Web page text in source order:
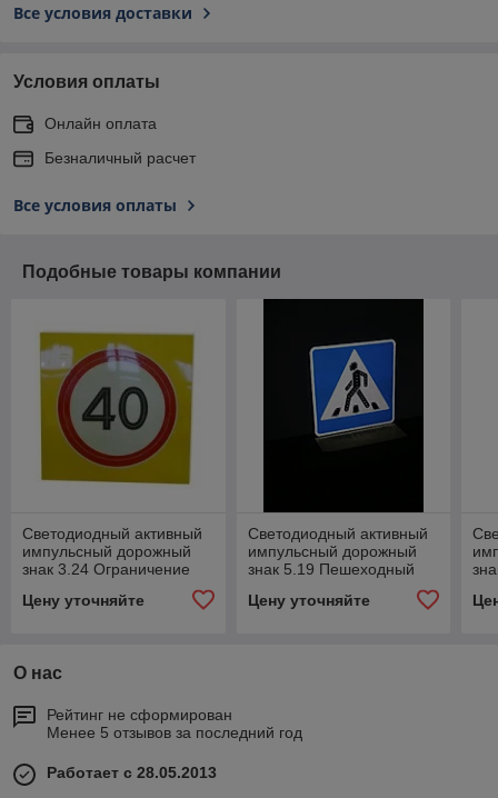
Все условия доставки
Условия оплаты
Онлайн оплата
Безналичный расчет
Все условия оплаты
Подобные товары компании
Светодиодный активный
импульсный дорожный
знак 3.24 Ограничение
максимальной скорости
круг 900мм на квадрате
Цену уточняйте
Светодиодный активный
импульсный дорожный
знак 5.19 Пешеходный
Цену уточняйте
О нас
Рейтинг не сформирован
Менее 5 отзывов за последний год
Работает с 28.05.2013